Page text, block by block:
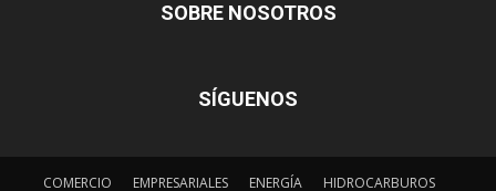
SOBRE NOSOTROS
SÍGUENOS
COMERCIO EMPRESARIALES ENERGÍA HIDROCARBUROS